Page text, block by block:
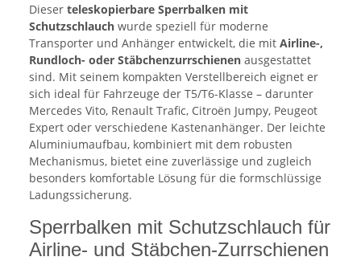
Dieser teleskopierbare Sperrbalken mit
Schutzschlauch wurde speziell für moderne
Transporter und Anhänger entwickelt, die mit Airline-,
Rundloch- oder Stäbchenzurrschienen ausgestattet
sind. Mit seinem kompakten Verstellbereich eignet er
sich ideal für Fahrzeuge der T5/T6-Klasse – darunter
Mercedes Vito, Renault Trafic, Citroën Jumpy, Peugeot
Expert oder verschiedene Kastenanhänger. Der leichte
Aluminiumaufbau, kombiniert mit dem robusten
Mechanismus, bietet eine zuverlässige und zugleich
besonders komfortable Lösung für die formschlüssige
Ladungssicherung.
Sperrbalken mit Schutzschlauch für
Airline- und Stäbchen-Zurrschienen